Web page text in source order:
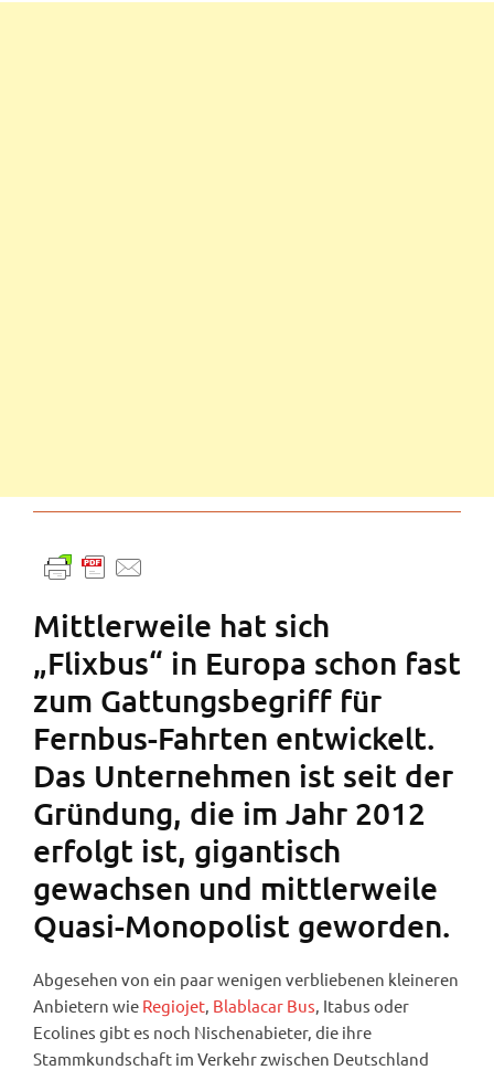
Mittlerweile hat sich
„Flixbus“ in Europa schon fast
zum Gattungsbegriff für
Fernbus-Fahrten entwickelt.
Das Unternehmen ist seit der
Gründung, die im Jahr 2012
erfolgt ist, gigantisch
gewachsen und mittlerweile
Quasi-Monopolist geworden.
Abgesehen von ein paar wenigen verbliebenen kleineren
Anbietern wie Regiojet, Blablacar Bus, Itabus oder
Ecolines gibt es noch Nischenabieter, die ihre
Stammkundschaft im Verkehr zwischen Deutschland